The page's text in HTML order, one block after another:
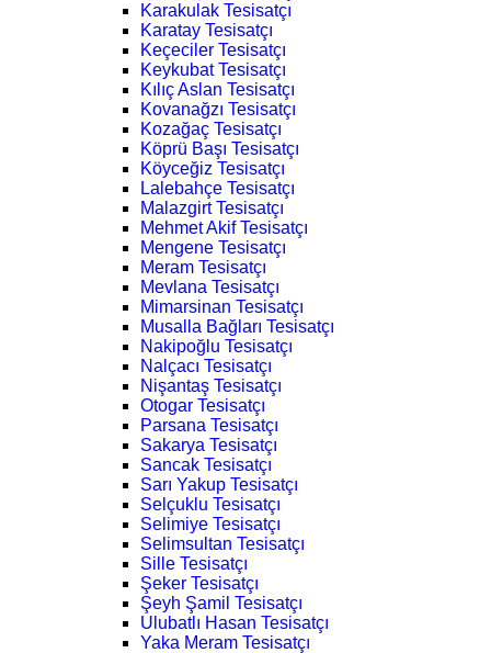
Karakulak Tesisatçı
Karatay Tesisatçı
Keçeciler Tesisatçı
Keykubat Tesisatçı
Kılıç Aslan Tesisatçı
Kovanağzı Tesisatçı
Kozağaç Tesisatçı
Köprü Başı Tesisatçı
Köyceğiz Tesisatçı
Lalebahçe Tesisatçı
Malazgirt Tesisatçı
Mehmet Akif Tesisatçı
Mengene Tesisatçı
Meram Tesisatçı
Mevlana Tesisatçı
Mimarsinan Tesisatçı
Musalla Bağları Tesisatçı
Nakipoğlu Tesisatçı
Nalçacı Tesisatçı
Nişantaş Tesisatçı
Otogar Tesisatçı
Parsana Tesisatçı
Sakarya Tesisatçı
Sancak Tesisatçı
Sarı Yakup Tesisatçı
Selçuklu Tesisatçı
Selimiye Tesisatçı
Selimsultan Tesisatçı
Sille Tesisatçı
Şeker Tesisatçı
Şeyh Şamil Tesisatçı
Ulubatlı Hasan Tesisatçı
Yaka Meram Tesisatçı